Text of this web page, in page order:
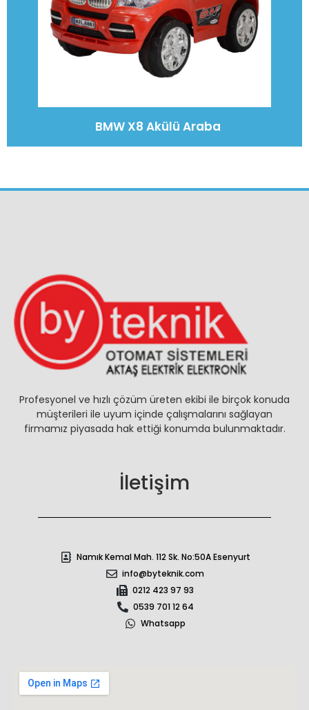
BMW X8 Akülü Araba
Profesyonel ve hızlı çözüm üreten ekibi ile birçok konuda
müşterileri ile uyum içinde çalışmalarını sağlayan
firmamız piyasada hak ettiği konumda bulunmaktadır.
İletişim
Namık Kemal Mah. 112 Sk. No:50A Esenyurt
info@byteknik.com
0212 423 97 93
0539 701 12 64
Whatsapp